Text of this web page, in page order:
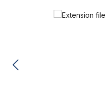
Ignorer la galerie d'images